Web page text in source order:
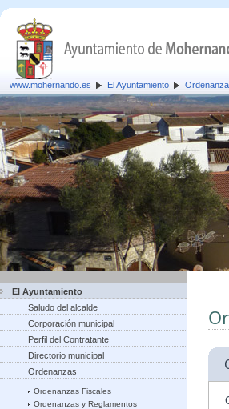
www.mohernando.es El Ayuntamiento
El Ayuntamiento
Saludo del alcalde
Corporación municipal
Perfil del Contratante
Directorio municipal
Ordenanzas
Ordenanzas Fiscales
Ordenanzas y Reglamentos